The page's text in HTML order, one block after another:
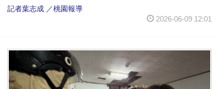
記者葉志成 ／桃園報導
2026-06-09 12:01